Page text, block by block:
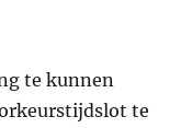
te kunnen
te